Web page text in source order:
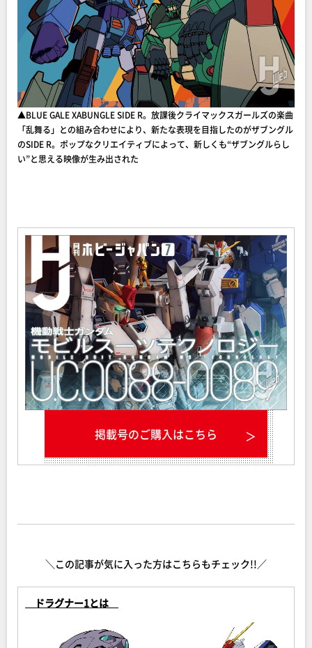
▲BLUE GALE XABUNGLE SIDE R。放課後クライマックスガールズの楽曲
「乱舞る」との組み合わせにより、新たな表現を目指したのがザブングル
のSIDE R。ポップなクリエイティブによって、新しくも“ザブングルらし
い”と思える映像が生み出された
掲載号のご購入はこちら
＼この記事が気に入った方はこちらもチェック!!／
ドラグナー1とは